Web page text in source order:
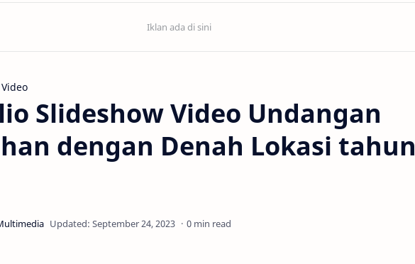
Slideshow Video Undangan
dengan Denah Lokasi tahun
0 min read